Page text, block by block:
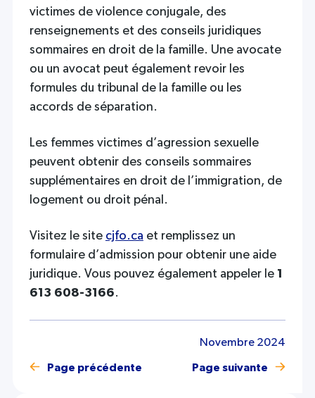
victimes de violence conjugale, des
renseignements et des conseils juridiques
sommaires en droit de la famille. Une avocate
ou un avocat peut également revoir les
formules du tribunal de la famille ou les
accords de séparation.
Les femmes victimes d’agression sexuelle
peuvent obtenir des conseils sommaires
supplémentaires en droit de l’immigration, de
logement ou droit pénal.
Visitez le site cjfo.ca et remplissez un
formulaire d’admission pour obtenir une aide
juridique. Vous pouvez également appeler le 1
613 608-3166.
Novembre 2024
Page précédente Page suivante